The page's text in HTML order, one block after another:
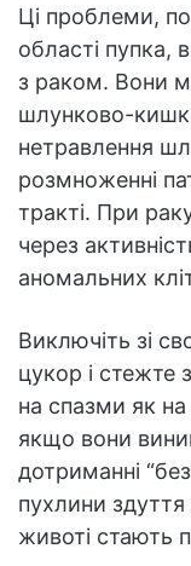
Ці проблеми,
області пупка,
з раком. Вони
шлунково-
нетравлення
розмноженні
тракті. При
через
аномальних
Виключіть зі
цукор і стежте
на спазми як
якщо вони
дотриманні
пухлини
животі стають